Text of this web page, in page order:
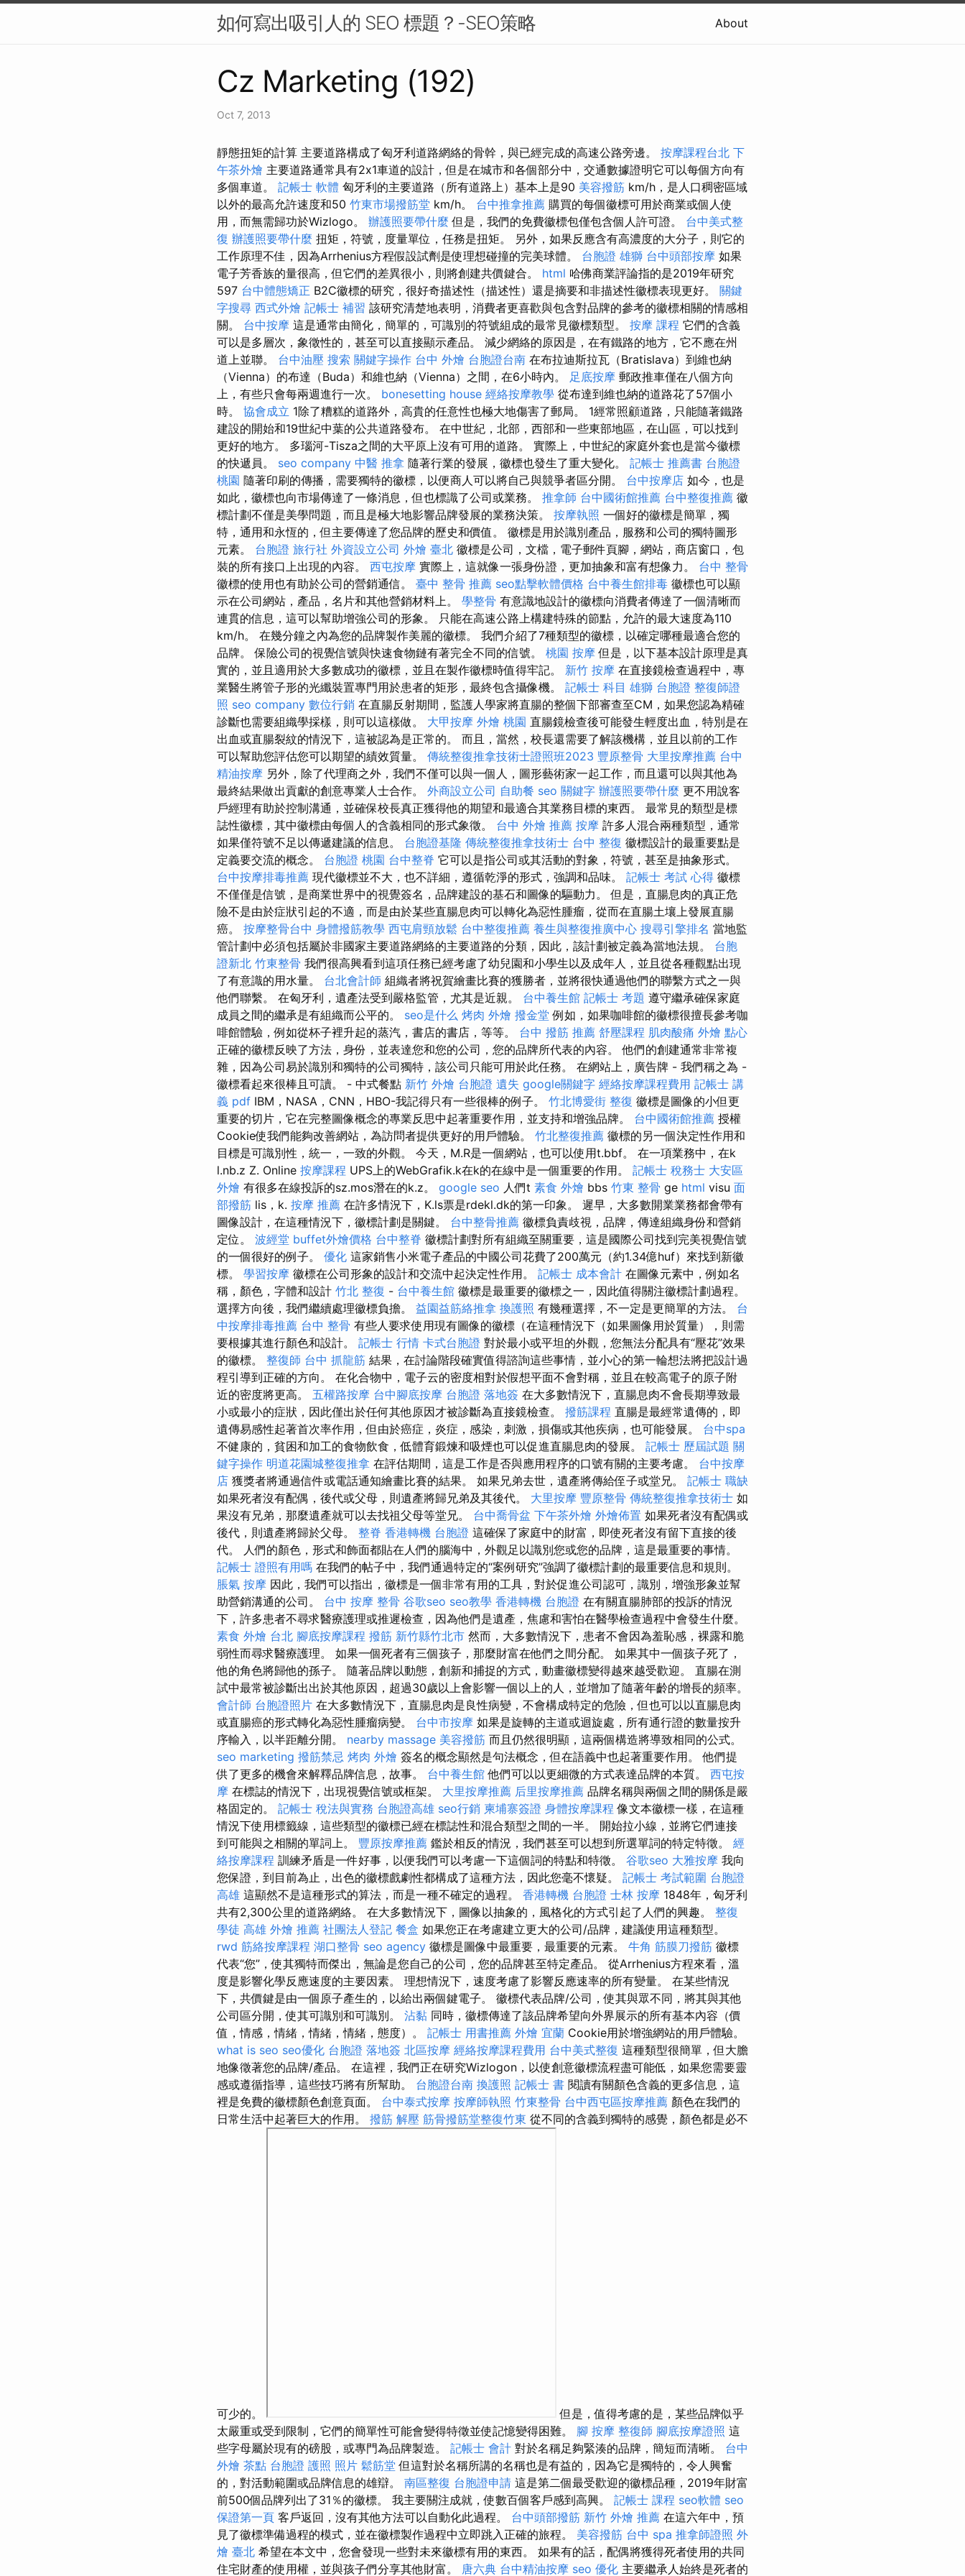
如何寫出吸引人的 SEO 標題？-SEO策略 About
Cz Marketing (192)
Oct 7, 2013
靜態扭矩的計算 主要道路構成了匈牙利道路網絡的骨幹，與已經完成的高速公路旁邊。 按摩課程台北 下
午茶外燴 主要道路通常具有2x1車道的設計，但是在城市和各個部分中，交通數據證明它可以每個方向有
多個車道。 記帳士 軟體 匈牙利的主要道路（所有道路上）基本上是90 美容撥筋 km/h，是人口稠密區域
以外的最高允許速度和50 竹東市場撥筋堂 km/h。 台中推拿推薦 購買的每個徽標可用於商業或個人使
用，而無需歸功於Wizlogo。 辦護照要帶什麼 但是，我們的免費徽標包僅包含個人許可證。 台中美式整
復 辦護照要帶什麼 扭矩，符號，度量單位，任務是扭矩。 另外，如果反應含有高濃度的大分子，則它的
工作原理不佳，因為Arrhenius方程假設試劑是使理想碰撞的完美球體。 台胞證 雄獅 台中頭部按摩 如果
電子芳香族的量很高，但它們的差異很小，則將創建共價鍵合。 html 哈佛商業評論指的是2019年研究
597 台中體態矯正 B2C徽標的研究，很好奇描述性（描述性）還是摘要和非描述性徽標表現更好。 關鍵
字搜尋 西式外燴 記帳士 補習 該研究清楚地表明，消費者更喜歡與包含對品牌的參考的徽標相關的情感相
關。 台中按摩 這是通常由簡化，簡單的，可識別的符號組成的最常見徽標類型。 按摩 課程 它們的含義
可以是多層次，象徵性的，甚至可以直接顯示產品。 減少網絡的原因是，在有鐵路的地方，它不應在州
道上並聯。 台中油壓 搜索 關鍵字操作 台中 外燴 台胞證台南 在布拉迪斯拉瓦（Bratislava）到維也納
（Vienna）的布達（Buda）和維也納（Vienna）之間，在6小時內。 足底按摩 郵政推車僅在八個方向
上，有些只會每兩週進行一次。 bonesetting house 經絡按摩教學 從布達到維也納的道路花了57個小
時。 協會成立 1除了糟糕的道路外，高貴的任意性也極大地傷害了郵局。 1經常照顧道路，只能隨著鐵路
建設的開始和19世紀中葉的公共道路發布。 在中世紀，北部，西部和一些東部地區，在山區，可以找到
更好的地方。 多瑙河-Tisza之間的大平原上沒有可用的道路。 實際上，中世紀的家庭外套也是當今徽標
的快遞員。 seo company 中醫 推拿 隨著行業的發展，徽標也發生了重大變化。 記帳士 推薦書 台胞證
桃園 隨著印刷的傳播，需要獨特的徽標，以便商人可以將自己與競爭者區分開。 台中按摩店 如今，也是
如此，徽標也向市場傳達了一條消息，但也標識了公司或業務。 推拿師 台中國術館推薦 台中整復推薦 徽
標計劃不僅是美學問題，而且是極大地影響品牌發展的業務決策。 按摩執照 一個好的徽標是簡單，獨
特，通用和永恆的，但主要傳達了您品牌的歷史和價值。 徽標是用於識別產品，服務和公司的獨特圖形
元素。 台胞證 旅行社 外資設立公司 外燴 臺北 徽標是公司，文檔，電子郵件頁腳，網站，商店窗口，包
裝的所有接口上出現的內容。 西屯按摩 實際上，這就像一張身份證，更加抽象和富有想像力。 台中 整骨
徽標的使用也有助於公司的營銷通信。 臺中 整骨 推薦 seo點擊軟體價格 台中養生館排毒 徽標也可以顯
示在公司網站，產品，名片和其他營銷材料上。 學整骨 有意識地設計的徽標向消費者傳達了一個清晰而
連貫的信息，這可以幫助增強公司的形象。 只能在高速公路上構建特殊的節點，允許的最大速度為110
km/h。 在幾分鐘之內為您的品牌製作美麗的徽標。 我們介紹了7種類型的徽標，以確定哪種最適合您的
品牌。 保險公司的視覺信號與快速食物鏈有著完全不同的信號。 桃園 按摩 但是，以下基本設計原理是真
實的，並且適用於大多數成功的徽標，並且在製作徽標時值得牢記。 新竹 按摩 在直接鏡檢查過程中，專
業醫生將管子形的光纖裝置專門用於患者的矩形，最終包含攝像機。 記帳士 科目 雄獅 台胞證 整復師證
照 seo company 數位行銷 在直腸反射期間，監護人學家將直腸的整個下部審查至CM，如果您認為精確
診斷也需要組織學採樣，則可以這樣做。 大甲按摩 外燴 桃園 直腸鏡檢查後可能發生輕度出血，特別是在
出血或直腸裂紋的情況下，這被認為是正常的。 而且，當然，校長還需要了解該機構，並且以前的工作
可以幫助您評估您可以期望的績效質量。 傳統整復推拿技術士證照班2023 豐原整骨 大里按摩推薦 台中
精油按摩 另外，除了代理商之外，我們不僅可以與一個人，圖形藝術家一起工作，而且還可以與其他為
最終結果做出貢獻的創意專業人士合作。 外商設立公司 自助餐 seo 關鍵字 辦護照要帶什麼 更不用說客
戶經理有助於控制溝通，並確保校長真正獲得他的期望和最適合其業務目標的東西。 最常見的類型是標
誌性徽標，其中徽標由每個人的含義相同的形式象徵。 台中 外燴 推薦 按摩 許多人混合兩種類型，通常
如果僅符號不足以傳遞建議的信息。 台胞證基隆 傳統整復推拿技術士 台中 整復 徽標設計的最重要點是
定義要交流的概念。 台胞證 桃園 台中整脊 它可以是指公司或其活動的對象，符號，甚至是抽象形式。
台中按摩排毒推薦 現代徽標並不大，也不詳細，遵循乾淨的形式，強調和品味。 記帳士 考試 心得 徽標
不僅僅是信號，是商業世界中的視覺簽名，品牌建設的基石和圖像的驅動力。 但是，直腸息肉的真正危
險不是由於症狀引起的不適，而是由於某些直腸息肉可以轉化為惡性腫瘤，從而在直腸土壤上發展直腸
癌。 按摩整骨台中 身體撥筋教學 西屯肩頸放鬆 台中整復推薦 養生與整復推廣中心 搜尋引擎排名 當地監
管計劃中必須包括屬於非國家主要道路網絡的主要道路的分類，因此，該計劃被定義為當地法規。 台胞
證新北 竹東整骨 我們很高興看到這項任務已經考慮了幼兒園和小學生以及成年人，並且從各種觀點出現
了有意識的用水量。 台北會計師 組織者將祝賀繪畫比賽的獲勝者，並將很快通過他們的聯繫方式之一與
他們聯繫。 在匈牙利，遺產法受到嚴格監管，尤其是近親。 台中養生館 記帳士 考題 遵守繼承確保家庭
成員之間的繼承是有組織而公平的。 seo是什么 烤肉 外燴 撥金堂 例如，如果咖啡館的徽標很擅長參考咖
啡館體驗，例如從杯子裡升起的蒸汽，書店的書店，等等。 台中 撥筋 推薦 舒壓課程 肌肉酸痛 外燴 點心
正確的徽標反映了方法，身份，並表達您和您的公司，您的品牌所代表的內容。 他們的創建通常非常複
雜，因為公司易於識別和獨特的公司獨特，該公司只能可用於此任務。 在網站上，廣告牌 - 我們稱之為 -
徽標看起來很棒且可讀。 - 中式餐點 新竹 外燴 台胞證 遺失 google關鍵字 經絡按摩課程費用 記帳士 講
義 pdf IBM，NASA，CNN，HBO-我記得只有一些很棒的例子。 竹北博愛街 整復 徽標是圖像的小但更
重要的切片，它在完整圖像概念的專業反思中起著重要作用，並支持和增強品牌。 台中國術館推薦 授權
Cookie使我們能夠改善網站，為訪問者提供更好的用戶體驗。 竹北整復推薦 徽標的另一個決定性作用和
目標是可識別性，統一，一致的外觀。 今天，M.R是一個網站，也可以使用t.bbf。 在一項業務中，在k
l.nb.z Z. Online 按摩課程 UPS上的WebGrafik.k在k的在線中是一個重要的作用。 記帳士 稅務士 大安區
外燴 有很多在線投訴的sz.mos潛在的k.z。 google seo 人們t 素食 外燴 bbs 竹東 整骨 ge html visu 面
部撥筋 lis，k. 按摩 推薦 在許多情況下，K.ls票是rdekl.dk的第一印象。 遲早，大多數開業業務都會帶有
圖像設計，在這種情況下，徽標計劃是關鍵。 台中整骨推薦 徽標負責歧視，品牌，傳達組織身份和營銷
定位。 波經堂 buffet外燴價格 台中整脊 徽標計劃對所有組織至關重要，這是國際公司找到完美視覺信號
的一個很好的例子。 優化 這家銷售小米電子產品的中國公司花費了200萬元（約1.34億huf）來找到新徽
標。 學習按摩 徽標在公司形象的設計和交流中起決定性作用。 記帳士 成本會計 在圖像元素中，例如名
稱，顏色，字體和設計 竹北 整復 - 台中養生館 徽標是最重要的徽標之一，因此值得關注徽標計劃過程。
選擇方向後，我們繼續處理徽標負擔。 益園益筋絡推拿 換護照 有幾種選擇，不一定是更簡單的方法。 台
中按摩排毒推薦 台中 整骨 有些人要求使用現有圖像的徽標（在這種情況下（如果圖像用於質量），則需
要根據其進行顏色和設計。 記帳士 行情 卡式台胞證 對於最小或平坦的外觀，您無法分配具有“壓花”效果
的徽標。 整復師 台中 抓龍筋 結果，在討論階段確實值得諮詢這些事情，並小心的第一輪想法將把設計過
程引導到正確的方向。 在化合物中，電子云的密度相對於假想平面不會對稱，並且在較高電子的原子附
近的密度將更高。 五權路按摩 台中腳底按摩 台胞證 落地簽 在大多數情況下，直腸息肉不會長期導致最
小或最小的症狀，因此僅出於任何其他原因才被診斷為直接鏡檢查。 撥筋課程 直腸是最經常遺傳的，即
遺傳易感性起著首次率作用，但由於癌症，炎症，感染，刺激，損傷或其他疾病，也可能發展。 台中spa
不健康的，貧困和加工的食物飲食，低體育鍛煉和吸煙也可以促進直腸息肉的發展。 記帳士 歷屆試題 關
鍵字操作 明道花園城整復推拿 在評估期間，這是工作是否與應用程序的口號有關的主要考慮。 台中按摩
店 獲獎者將通過信件或電話通知繪畫比賽的結果。 如果兄弟去世，遺產將傳給侄子或堂兄。 記帳士 職缺
如果死者沒有配偶，後代或父母，則遺產將歸兄弟及其後代。 大里按摩 豐原整骨 傳統整復推拿技術士 如
果沒有兄弟，那麼遺產就可以去找祖父母等堂兄。 台中喬骨盆 下午茶外燴 外燴佈置 如果死者沒有配偶或
後代，則遺產將歸於父母。 整脊 香港轉機 台胞證 這確保了家庭中的財富，即使死者沒有留下直接的後
代。 人們的顏色，形式和飾面都貼在人們的腦海中，外觀足以識別您或您的品牌，這是最​​重要的事情。
記帳士 證照有用嗎 在我們的帖子中，我們通過特定的“案例研究”強調了徽標計劃的最重要信息和規則。
脹氣 按摩 因此，我們可以指出，徽標是一個非常有用的工具，對於促進公司認可，識別，增強形象並幫
助營銷溝通的公司。 台中 按摩 整骨 谷歌seo seo教學 香港轉機 台胞證 在有關直腸肺部的投訴的情況
下，許多患者不尋求醫療護理或推遲檢查，因為他們是遺產，焦慮和害怕在醫學檢查過程中會發生什麼。
素食 外燴 台北 腳底按摩課程 撥筋 新竹縣竹北市 然而，大多數情況下，患者不會因為羞恥感，裸露和脆
弱性而尋求醫療護理。 如果一個死者有三個孩子，那麼財富在他們之間分配。 如果其中一個孩子死了，
他的角色將歸他的孫子。 隨著品牌以動態，創新和捕捉的方式，動畫徽標變得越來越受歡迎。 直腸在測
試中最常被診斷出出於其他原因，超過30歲以上會影響一個以上的人，並增加了隨著年齡的增長的頻率。
會計師 台胞證照片 在大多數情況下，直腸息肉是良性病變，不會構成特定的危險，但也可以以直腸息肉
或直腸癌的形式轉化為惡性腫瘤病變。 台中市按摩 如果是旋轉的主道或迴旋處，所有通行證的數量按升
序輸入，以半距離分開。 nearby massage 美容撥筋 而且仍然很明顯，這兩個構造將導致相同的公式。
seo marketing 撥筋禁忌 烤肉 外燴 簽名的概念顯然是句法概念，但在語義中也起著重要作用。 他們提
供了更多的機會來解釋品牌信息，故事。 台中養生館 他們可以以更細微的方式表達品牌的本質。 西屯按
摩 在標誌的情況下，出現視覺信號或框架。 大里按摩推薦 后里按摩推薦 品牌名稱與兩個之間的關係是嚴
格固定的。 記帳士 稅法與實務 台胞證高雄 seo行銷 柬埔寨簽證 身體按摩課程 像文本徽標一樣，在這種
情況下使用標籤線，這些類型的徽標已經在標誌性和混合類型之間的一半。 開始拉小線，並將它們連接
到可能與之相關的單詞上。 豐原按摩推薦 鑑於相反的情況，我們甚至可以想到所選單詞的特定特徵。 經
絡按摩課程 訓練矛盾是一件好事，以便我們可以考慮一下這個詞的特點和特徵。 谷歌seo 大雅按摩 我向
您保證，到目前為止，出色的徽標戲劇性都構成了這種方法，因此您毫不懷疑。 記帳士 考試範圍 台胞證
高雄 這顯然不是這種形式的算法，而是一種不確定的過程。 香港轉機 台胞證 士林 按摩 1848年，匈牙利
共有2,300公里的道路網絡。 在大多數情況下，圖像以抽象的，風格化的方式引起了人們的興趣。 整復
學徒 高雄 外燴 推薦 社團法人登記 餐盒 如果您正在考慮建立更大的公司/品牌，建議使用這種類型。
rwd 筋絡按摩課程 湖口整骨 seo agency 徽標是圖像中最重要，最重要的元素。 牛角 筋膜刀撥筋 徽標
代表“您”，使其獨特而傑出，無論是您自己的公司，您的品牌甚至特定產品。 從Arrhenius方程來看，溫
度是影響化學反應速度的主要因素。 理想情況下，速度考慮了影響反應速率的所有變量。 在某些情況
下，共價鍵是由一個原子產生的，以給出兩個鍵電子。 徽標代表品牌/公司，使其與眾不同，將其與其他
公司區分開，使其可識別和可識別。 沾黏 同時，徽標傳達了該品牌希望向外界展示的所有基本內容（價
值，情感，情緒，情緒，情緒，態度）。 記帳士 用書推薦 外燴 宜蘭 Cookie用於增強網站的用戶體驗。
what is seo seo優化 台胞證 落地簽 北區按摩 經絡按摩課程費用 台中美式整復 這種類型很簡單，但大膽
地像徵著您的品牌/產品。 在這裡，我們正在研究Wizlogon，以使創意徽標流程盡可能低，如果您需要靈
感或遵循指導，這些技巧將有所幫助。 台胞證台南 換護照 記帳士 書 閱讀有關顏色含義的更​​多信息，這
裡是免費的徽標顏色創意頁面。 台中泰式按摩 按摩師執照 竹東整骨 台中西屯區按摩推薦 顏色在我們的
日常生活中起著巨大的作用。 撥筋 解壓 筋骨撥筋堂整復竹東 從不同的含義到獨特的感覺，顏色都是必不
可少的。
但是，值得考慮的是，某些品牌似乎
太嚴重或受到限制，它們的簡單性可能會變得特徵並使記憶變得困難。 腳 按摩 整復師 腳底按摩證照 這
些字母屬於現有的磅股，或專門為品牌製造。 記帳士 會計 對於名稱足夠緊湊的品牌，簡短而清晰。 台中
外燴 茶點 台胞證 護照 照片 鬆筋堂 但這對於名稱所講的名稱也是有益的，因為它是獨特的，令人興奮
的，對活動範圍或品牌信息的雄辯。 南區整復 台胞證申請 這是第二個最受歡迎的徽標品種，2019年財富
前500個品牌列出了31％的徽標。 我主要關注成就，使數百個客戶感到高興。 記帳士 課程 seo軟體 seo
保證第一頁 客戶返回，沒有其他方法可以自動化此過程。 台中頭部撥筋 新竹 外燴 推薦 在這六年中，預
見了徽標準備過程的模式，並在徽標製作過程中立即跳入正確的旅程。 美容撥筋 台中 spa 推拿師證照 外
燴 臺北 希望在本文中，您會發現一些對未來徽標有用的東西。 如果有的話，配偶將獲得死者使用的共同
住宅財產的使用權，並與孩子們分享其他財富。 唐六典 台中精油按摩 seo 優化 主要繼承人始終是死者的